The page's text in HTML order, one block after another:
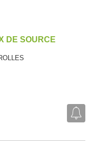
DE SOURCE